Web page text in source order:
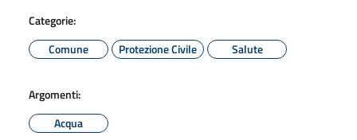
Categorie:
Comune
Protezione Civile Salute
Argomenti:
Acqua